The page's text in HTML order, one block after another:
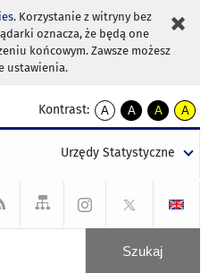
. Korzystanie z witryny bez
oznacza, że będą one
końcowym. Zawsze możesz
ustawienia.
Kontrast:
A
kontrast
A
kontrast
tekst
czarnym
A
kontrast
tekst
czarnym
A
tekst
żółtym
Urzędy Statystyczne